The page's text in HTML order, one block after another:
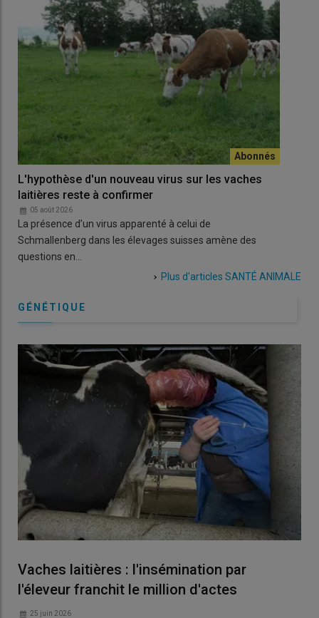
L'hypothèse d'un nouveau virus sur les vaches
laitières reste à confirmer
05 août 2026
La présence d’un virus apparenté à celui de
Schmallenberg dans les élevages suisses amène des
questions en…
Plus d'articles SANTÉ ANIMALE
GÉNÉTIQUE
Vaches laitières : l'insémination par
l'éleveur franchit le million d'actes
25 juin 2026